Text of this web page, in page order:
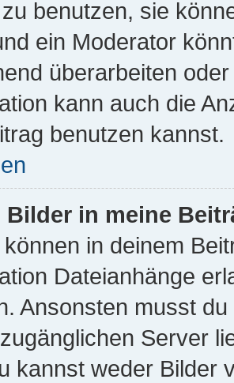
benutzen, sie
ein Moderator
überarbeiten
kann auch die
benutzen kannst.
Bilder in meine
in deinem
Dateianhänge
Ansonsten musst
Server
kannst weder Bilder